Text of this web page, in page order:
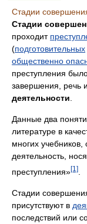
Стадии
Стадии
проходит
(подготовительных
общественно
преступления
завершения, речь
деятельности
Данные два
литературе в
многих
деятельность,
преступления»[1]
Стадии
присутствуют в
последствий или